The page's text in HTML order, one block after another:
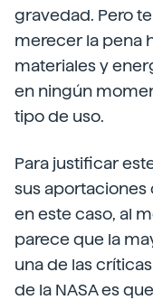
gravedad. Pero
merecer la pena
materiales y
en ningún
tipo de uso.
Para justificar
sus aportaciones
en este caso, al
parece que la
una de las
de la NASA es